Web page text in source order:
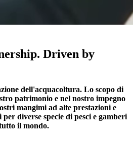
Driven by
dell'acquacoltura. Lo scopo di
patrimonio e nel nostro impegno
mangimi ad alte prestazioni e
diverse specie di pesci e gamberi
il mondo.